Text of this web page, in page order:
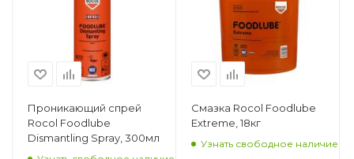
Проникающий спрей
Rocol Foodlube
Dismantling Spray, 300мл
Смазка Rocol Foodlube
Extreme, 18кг
Узнать свободное наличие